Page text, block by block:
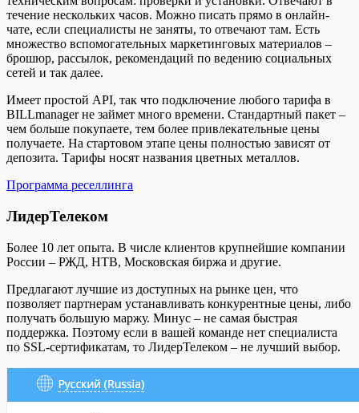
течение нескольких часов. Можно писать прямо в онлайн-
чате, если специалисты не заняты, то отвечают там. Есть
множество вспомогательных маркетинговых материалов –
брошюр, рассылок, рекомендаций по ведению социальных
сетей и так далее.
Имеет простой API, так что подключение любого тарифа в
BILLmanager не займет много времени. Стандартный пакет –
чем больше покупаете, тем более привлекательные цены
получаете. На стартовом этапе цены полностью зависят от
депозита. Тарифы носят названия цветных металлов.
Программа реселлинга
ЛидерТелеком
Более 10 лет опыта. В числе клиентов крупнейшие компании
России – РЖД, НТВ, Московская биржа и другие.
Предлагают лучшие из доступных на рынке цен, что
позволяет партнерам устанавливать конкурентные цены, либо
получать большую маржу. Минус – не самая быстрая
поддержка. Поэтому если в вашей команде нет специалиста
по SSL-сертификатам, то ЛидерТелеком – не лучший выбор.